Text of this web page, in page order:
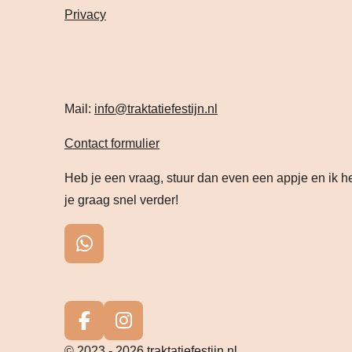
Privacy
Mail: info@traktatiefestijn.nl
Contact formulier
Heb je een vraag, stuur dan even een appje en ik
je graag snel verder!
W
t
s
A
F
a
I
n